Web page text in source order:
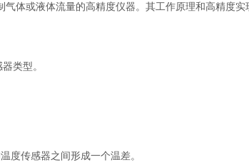
或液体流量的高精度仪器。其工作原理和高精度实
类型。
传感器之间形成一个温差。